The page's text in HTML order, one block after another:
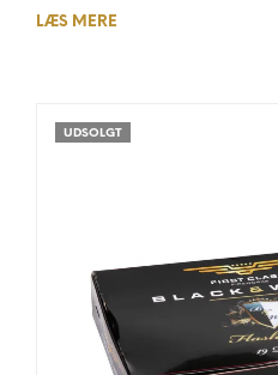
LÆS MERE
UDSOLGT